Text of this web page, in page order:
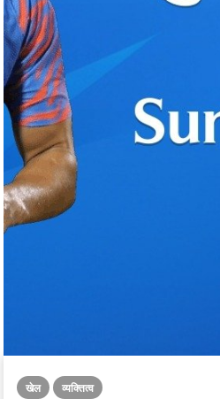
खेल व्यक्तित्व